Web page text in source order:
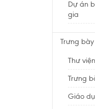
Dự án
gia
Trưng
Thư
Trưng
Giáo